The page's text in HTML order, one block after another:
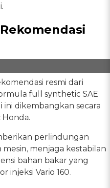
resmi dari
full synthetic SAE
ini dikembangkan secara
perlindungan
menjaga kestabilan
bahan bakar yang
injeksi Vario 160.